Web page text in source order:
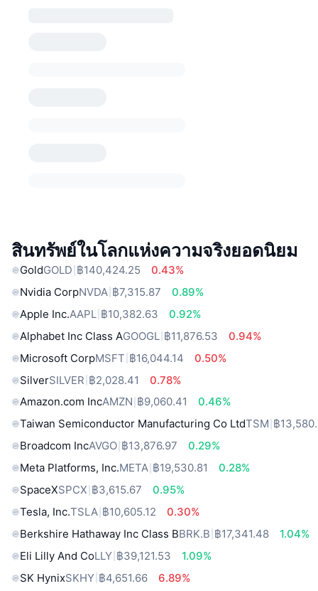
สินทรัพย์ในโลกแห่งความจริงยอดนิยม
GoldGOLD ฿140,424.25
0.43%
Nvidia CorpNVDA ฿7,315.87
0.89%
Apple Inc.AAPL ฿10,382.63
0.92%
Alphabet Inc Class AGOOGL ฿11,876.53
0.94%
Microsoft CorpMSFT ฿16,044.14
0.50%
SilverSILVER ฿2,028.41
0.78%
Amazon.com IncAMZN ฿9,060.41
0.46%
Taiwan Semiconductor Manufacturing Co LtdTSM ฿
Broadcom IncAVGO ฿13,876.97
0.29%
Meta Platforms, Inc.META ฿19,530.81
0.28%
SpaceXSPCX ฿3,615.67
0.95%
Tesla, Inc.TSLA ฿10,605.12
0.30%
Berkshire Hathaway Inc Class BBRK.B ฿17,341.48
1.04%
Eli Lilly And CoLLY ฿39,121.53
1.09%
SK HynixSKHY ฿4,651.66
6.89%